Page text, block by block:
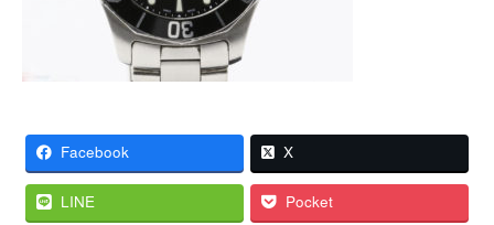
Facebook X
LINE Pocket